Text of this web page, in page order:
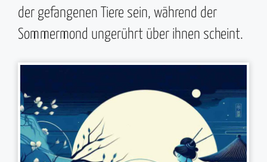
der gefangenen Tiere sein, während der
Sommermond ungerührt über ihnen scheint.